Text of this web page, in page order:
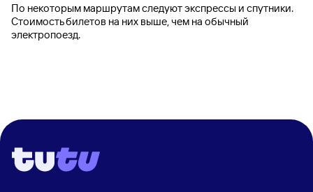
По некоторым маршрутам следуют экспрессы и спутники.
Стоимость билетов на них выше, чем на обычный
электропоезд.